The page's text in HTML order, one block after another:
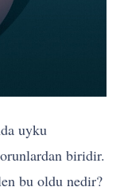
uyku
biridir.
bu oldu nedir?